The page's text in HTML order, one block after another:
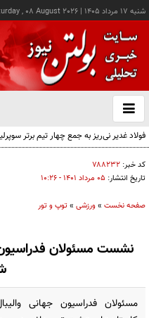
شنبه ۱۷ مرداد ۱۴۰۵ |
, 08 August 2026
باز
و
فولاد غدیر نی‌ریز به جمع چهار تیم برتر
کد خبر: ۷۸۸۲۳۲
تاریخ انتشار: ۰۵ مرداد ۱۴۰۱ - ۱۰:۲۶
صفحه نخست »ورزشی »توپ و تور
نشست مسئولان فدراسیون